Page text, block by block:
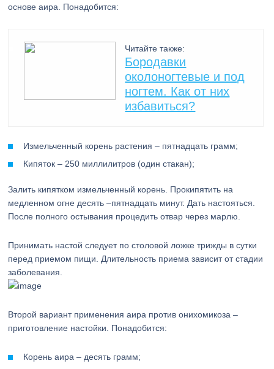
основе аира. Понадобится:
Читайте также:
Бородавки
околоногтевые и под
ногтем. Как от них
избавиться?
Измельченный корень растения – пятнадцать грамм;
Кипяток – 250 миллилитров (один стакан);
Залить кипятком измельченный корень. Прокипятить на
медленном огне десять –пятнадцать минут. Дать настояться.
После полного остывания процедить отвар через марлю.
Принимать настой следует по столовой ложке трижды в сутки
перед приемом пищи. Длительность приема зависит от стадии
заболевания.
Второй вариант применения аира против онихомикоза –
приготовление настойки. Понадобится:
Корень аира – десять грамм;